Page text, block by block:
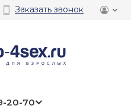
Заказать звонок
20-70